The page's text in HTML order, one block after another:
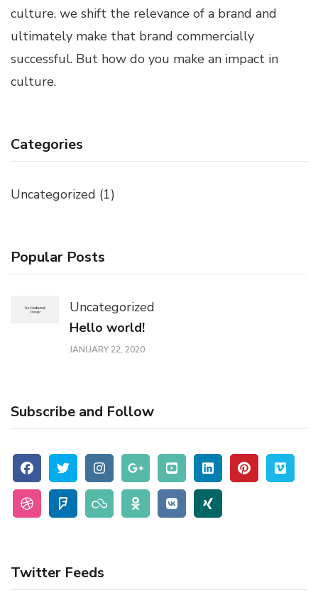
culture, we shift the relevance of a brand and
ultimately make that brand commercially
successful. But how do you make an impact in
culture.
Categories
Uncategorized (1)
Popular Posts
Uncategorized
Hello world!
JANUARY 22, 2020
Subscribe and Follow
Twitter Feeds